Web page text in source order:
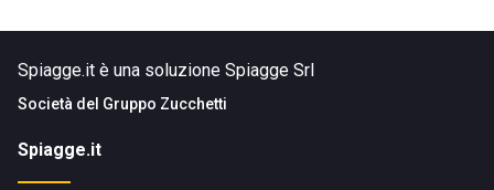
Spiagge.it è una soluzione Spiagge Srl
Società del Gruppo Zucchetti
Spiagge.it